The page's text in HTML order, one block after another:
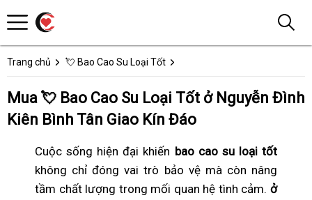
Trang chủ 💘 Bao Cao Su Loại Tốt
Mua 💘 Bao Cao Su Loại Tốt ở Nguyễn Đình
Kiên Bình Tân Giao Kín Đáo
Cuộc sống hiện đại khiến bao cao su loại tốt
không chỉ đóng vai trò bảo vệ mà còn nâng
tầm chất lượng trong mối quan hệ tình cảm. ở